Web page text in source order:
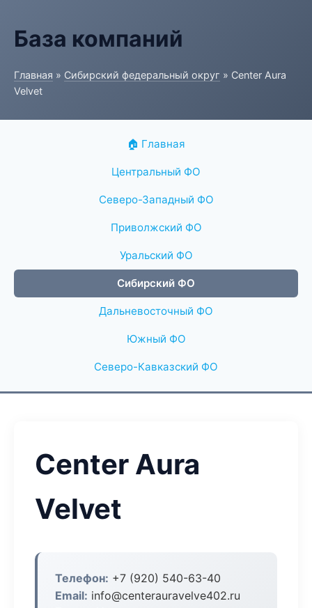
База компаний
Главная » Сибирский федеральный округ » Center Aura
Velvet
🏠 Главная
Центральный ФО
Северо-Западный ФО
Приволжский ФО
Уральский ФО
Сибирский ФО
Дальневосточный ФО
Южный ФО
Северо-Кавказский ФО
Center Aura
Velvet
Телефон: +7 (920) 540-63-40
Email: info@centerauravelve402.ru